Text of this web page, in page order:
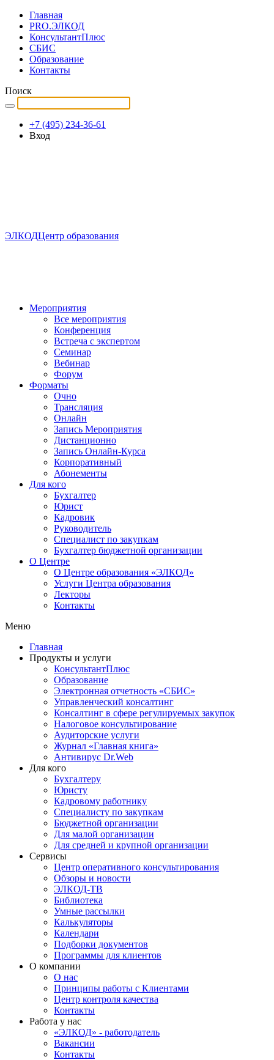
Главная
PRO.ЭЛКОД
КонсультантПлюс
СБИС
Образование
Контакты
Поиск
+7 (495) 234-36-61
Вход
ЭЛКОДЦентр образования
Мероприятия
Все мероприятия
Конференция
Встреча с экспертом
Семинар
Вебинар
Форум
Форматы
Очно
Трансляция
Онлайн
Запись Мероприятия
Дистанционно
Запись Онлайн-Курса
Корпоративный
Абонементы
Для кого
Бухгалтер
Юрист
Кадровик
Руководитель
Специалист по закупкам
Бухгалтер бюджетной организации
О Центре
О Центре образования «ЭЛКОД»
Услуги Центра образования
Лекторы
Контакты
Меню
Главная
Продукты и услуги
КонсультантПлюс
Образование
Электронная отчетность «СБИС»
Управленческий консалтинг
Консалтинг в сфере регулируемых закупок
Налоговое консультирование
Аудиторские услуги
Журнал «Главная книга»
Антивирус Dr.Web
Для кого
Бухгалтеру
Юристу
Кадровому работнику
Специалисту по закупкам
Бюджетной организации
Для малой организации
Для средней и крупной организации
Сервисы
Центр оперативного консультирования
Обзоры и новости
ЭЛКОД-ТВ
Библиотека
Умные рассылки
Калькуляторы
Календари
Подборки документов
Программы для клиентов
О компании
О нас
Принципы работы с Клиентами
Центр контроля качества
Контакты
Работа у нас
«ЭЛКОД» - работодатель
Вакансии
Контакты